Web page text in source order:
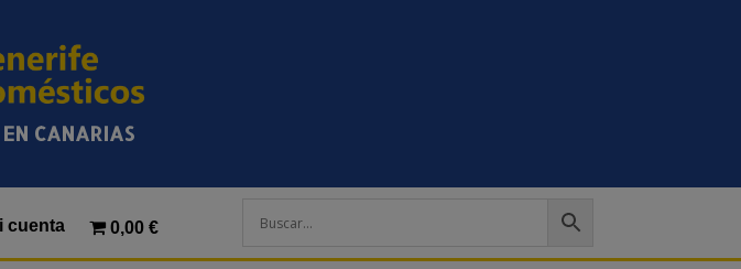
CANARIAS
cuenta 0,00 €